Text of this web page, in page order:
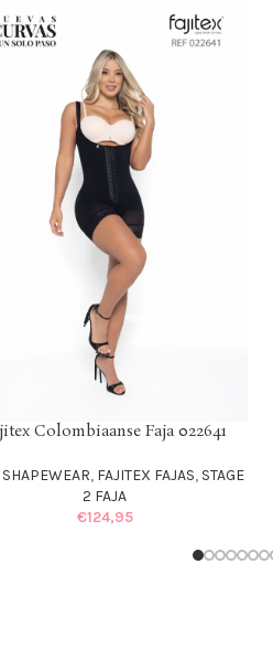
OPTIONS
Colombiaanse Faja 021641
, FAJITEX FAJAS, STAGE
2 FAJA
€129,95